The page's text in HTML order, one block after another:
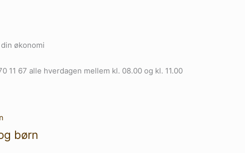
økonomi
67 alle hverdagen mellem kl. 08.00 og kl. 11.00
børn